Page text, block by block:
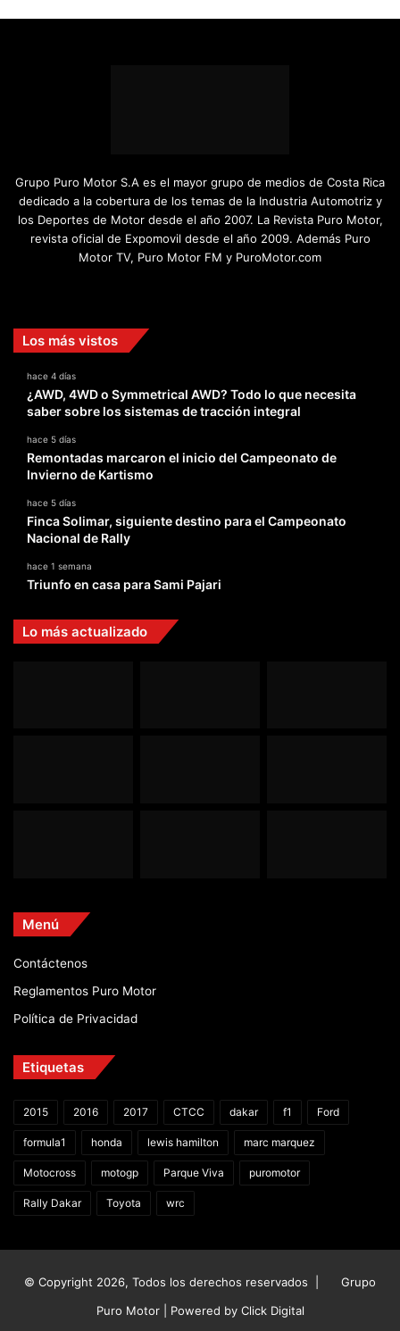
Grupo Puro Motor S.A es el mayor grupo de medios de Costa Rica
dedicado a la cobertura de los temas de la Industria Automotriz y
los Deportes de Motor desde el año 2007. La Revista Puro Motor,
revista oficial de Expomovil desde el año 2009. Además Puro
Motor TV, Puro Motor FM y PuroMotor.com
Los más vistos
hace 4 días
¿AWD, 4WD o Symmetrical AWD? Todo lo que necesita
saber sobre los sistemas de tracción integral
hace 5 días
Remontadas marcaron el inicio del Campeonato de
Invierno de Kartismo
hace 5 días
Finca Solimar, siguiente destino para el Campeonato
Nacional de Rally
hace 1 semana
Triunfo en casa para Sami Pajari
Lo más actualizado
Menú
Contáctenos
Reglamentos Puro Motor
Política de Privacidad
Etiquetas
2015 2016 2017 CTCC dakar f1 Ford
formula1 honda lewis hamilton marc marquez
Motocross motogp Parque Viva puromotor
Rally Dakar Toyota wrc
© Copyright 2026, Todos los derechos reservados |
Grupo
Puro Motor | Powered by Click Digital